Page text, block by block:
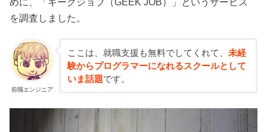
めに、「ギークジョブ（GEEK JOB）」というサービス
を調査しました。
前職エンジニア
ここは、就職支援も無料でしてくれて、 未経
験からプログラマーになれるスクールとして
いま話題です。